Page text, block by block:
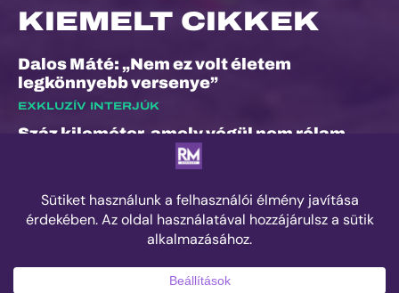
KIEMELT CIKKEK
Dalos Máté: „Nem ez volt életem
legkönnyebb versenye”
EXKLUZÍV INTERJÚK
Száz kilométer, amely végül nem rólam
Kilian Jornet hiánya sem törheti meg a
Sierre-Zinal varázsát, izgalmas verseny
jöhet a négyezres csúcsok között
ESEMÉNYEK